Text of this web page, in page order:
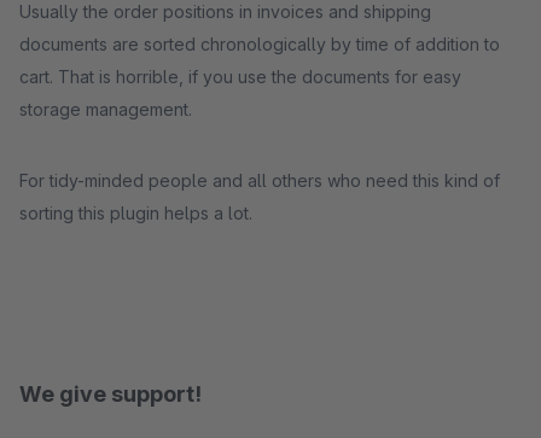
Usually the order positions in invoices and shipping
documents are sorted chronologically by time of addition to
cart. That is horrible, if you use the documents for easy
storage management.
For tidy-minded people and all others who need this kind of
sorting this plugin helps a lot.
We give support!